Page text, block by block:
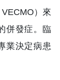
）來
併發症。臨
業決定病患